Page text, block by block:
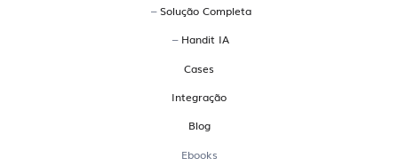
Trata-se de uma plataforma que integra planejamento,
orçamento, forecast, análises de desempenho e reporting
em um só ambiente. A Handit é uma plataforma EPM
precisam de uma gestão financeira colaborativa,
conectada ao ERP e com múltiplos cenários de
–Solução Completa
– Handit IA
Cases
Integração
Blog
Ebooks